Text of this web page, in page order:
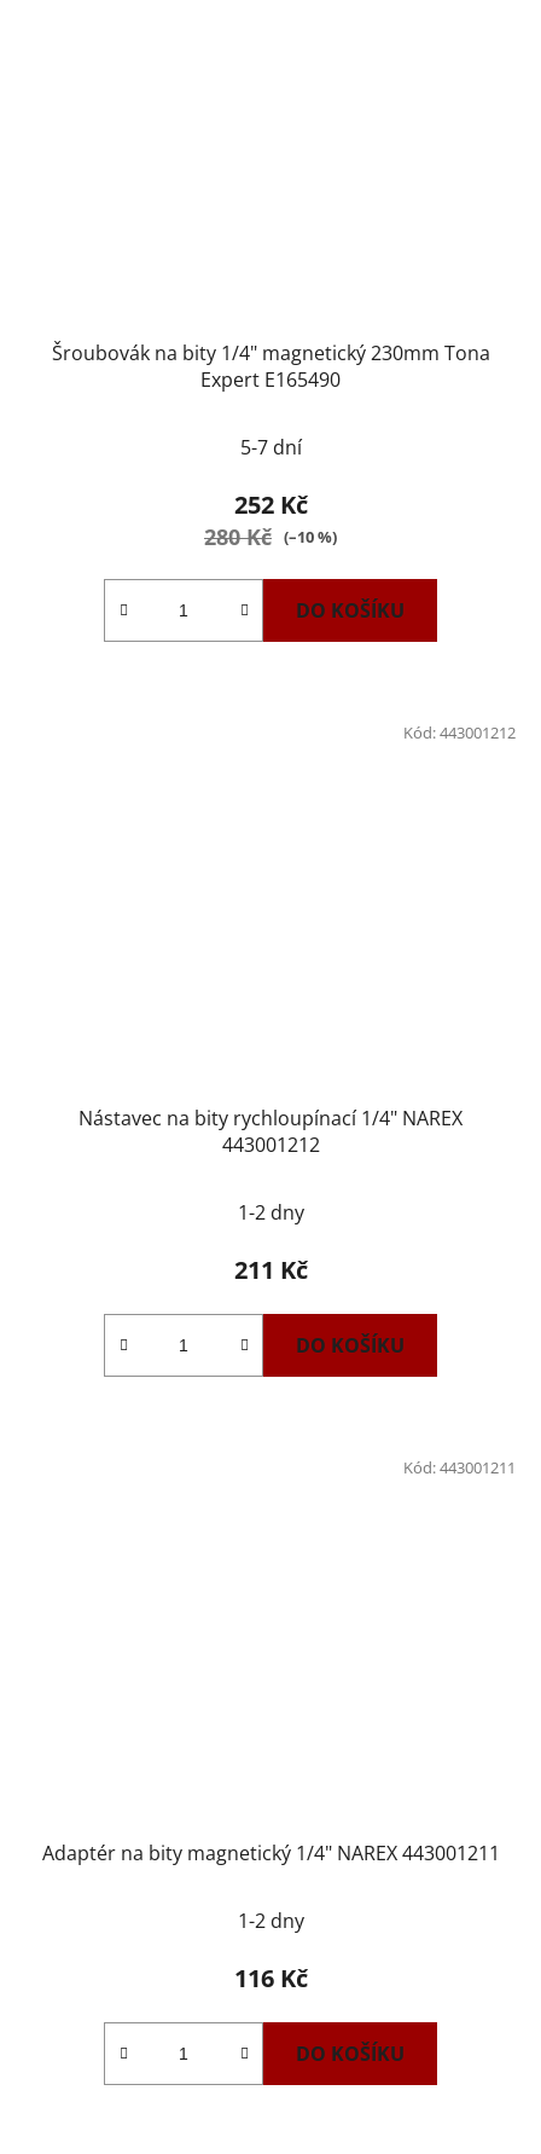
Šroubovák na bity 1/4" magnetický 230mm Tona
Expert E165490
5-7 dní
252 Kč
280 Kč (–10 %)
DO KOŠÍKU
Nástavec na bity rychloupínací 1/4" NAREX
443001212
1-2 dny
211 Kč
DO KOŠÍKU
Kód:443001212
Adaptér na bity magnetický 1/4" NAREX 443001211
1-2 dny
116 Kč
DO KOŠÍKU
Kód:443001211